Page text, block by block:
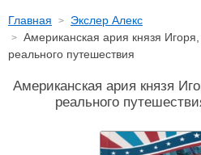
Главная
Экслер Алекс
Американская ария князя
реального путешествия
Американская ария князя
реального